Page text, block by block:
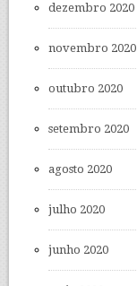
dezembro 2020
novembro 2020
outubro 2020
setembro 2020
agosto 2020
julho 2020
junho 2020